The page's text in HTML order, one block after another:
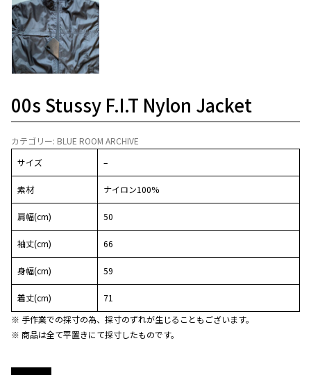
00s Stussy F.I.T Nylon Jacket
カテゴリー: BLUE ROOM ARCHIVE
サイズ
–
素材 ナイロン100%
肩幅(cm) 50
袖丈(cm) 66
身幅(cm) 59
着丈(cm)
71
※ 手作業での採寸の為、採寸のずれが生じることもございます。
※ 商品は全て平置きにて採寸したものです。